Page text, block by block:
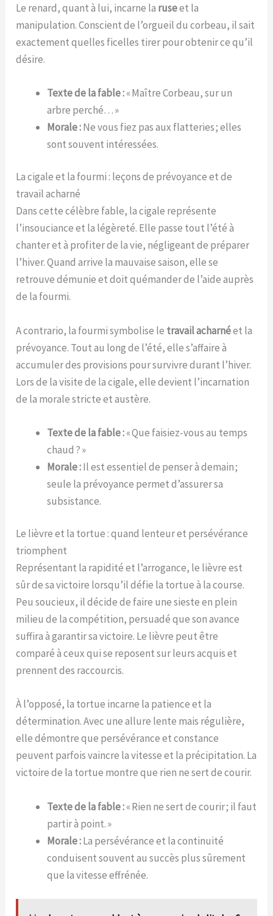
Le renard, quant à lui, incarne la ruseet la
manipulation. Conscient de l’orgueil du corbeau, il sait
exactement quelles ficelles tirer pour obtenir ce qu’il
désire.
Texte de la fable :« Maître Corbeau, sur un
arbre perché… »
Morale :Ne vous fiez pas aux flatteries ; elles
sont souvent intéressées.
La cigale et la fourmi : leçons de prévoyance et de
travail acharné
Dans cette célèbre fable, la cigale représente
l’insouciance et la légèreté. Elle passe tout l’été à
chanter et à profiter de la vie, négligeant de préparer
l’hiver. Quand arrive la mauvaise saison, elle se
retrouve démunie et doit quémander de l’aide auprès
de la fourmi.
A contrario, la fourmi symbolise le travail acharnéet la
prévoyance. Tout au long de l’été, elle s’affaire à
accumuler des provisions pour survivre durant l’hiver.
Lors de la visite de la cigale, elle devient l’incarnation
de la morale stricte et austère.
Texte de la fable :« Que faisiez-vous au temps
chaud ? »
Morale :Il est essentiel de penser à demain ;
seule la prévoyance permet d’assurer sa
subsistance.
Le lièvre et la tortue : quand lenteur et persévérance
triomphent
Représentant la rapidité et l’arrogance, le lièvre est
sûr de sa victoire lorsqu’il défie la tortue à la course.
Peu soucieux, il décide de faire une sieste en plein
milieu de la compétition, persuadé que son avance
suffira à garantir sa victoire. Le lièvre peut être
comparé à ceux qui se reposent sur leurs acquis et
prennent des raccourcis.
À l’opposé, la tortue incarne la patience et la
détermination. Avec une allure lente mais régulière,
elle démontre que persévérance et constance
peuvent parfois vaincre la vitesse et la précipitation. La
victoire de la tortue montre que rien ne sert de courir.
Texte de la fable :« Rien ne sert de courir ; il faut
partir à point. »
Morale :La persévérance et la continuité
conduisent souvent au succès plus sûrement
que la vitesse effrénée.